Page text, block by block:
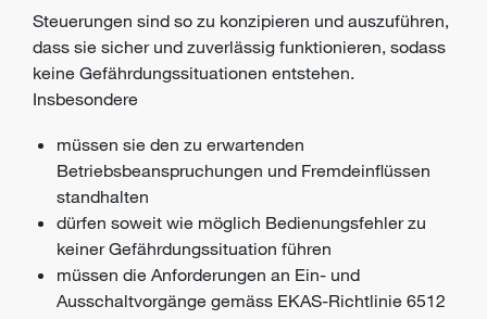
Steuerungen sind so zu konzipieren und auszuführen,
dass sie sicher und zuverlässig funktionieren, sodass
keine Gefährdungssituationen entstehen.
Insbesondere
müssen sie den zu erwartenden
Betriebsbeanspruchungen und Fremdeinflüssen
standhalten
dürfen soweit wie möglich Bedienungsfehler zu
keiner Gefährdungssituation führen
müssen die Anforderungen an Ein- und
Ausschaltvorgänge gemäss EKAS-Richtlinie 6512